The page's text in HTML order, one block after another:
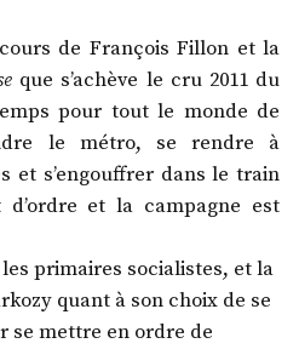
de François Fillon et la
que s’achève le cru 2011 du
pour tout le monde de
le métro, se rendre à
et s’engouffrer dans le train
et la campagne est
primaires socialistes, et la
quant à son choix de se
se mettre en ordre de